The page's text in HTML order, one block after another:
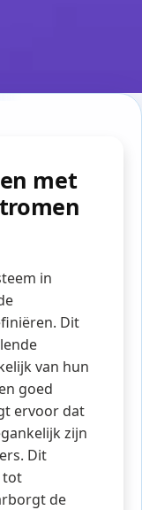
met
in
Dit
van hun
goed
ervoor dat
zijn
Dit
tot
de